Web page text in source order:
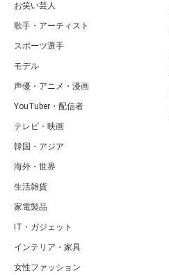
お笑い芸人
歌手・アーティスト
スポーツ選手
モデル
声優・アニメ・漫画
YouTuber・配信者
テレビ・映画
韓国・アジア
海外・世界
生活雑貨
家電製品
IT・ガジェット
インテリア・家具
女性ファッション